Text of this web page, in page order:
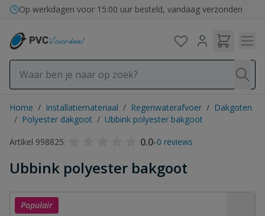
Ga naar de inhoud
Bezorging in binnen- en buitenland
Home / Installatiemateriaal / Regenwaterafvoer / Dakgoten
/ Polyester dakgoot / Ubbink polyester bakgoot
Artikel 998825
0.0-0 reviews
Ubbink polyester bakgoot
Populair